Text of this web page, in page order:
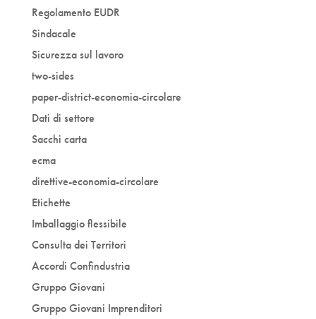
Regolamento EUDR
Sindacale
Sicurezza sul lavoro
two-sides
paper-district-economia-circolare
Dati di settore
Sacchi carta
ecma
direttive-economia-circolare
Etichette
Imballaggio flessibile
Consulta dei Territori
Accordi Confindustria
Gruppo Giovani
Gruppo Giovani Imprenditori